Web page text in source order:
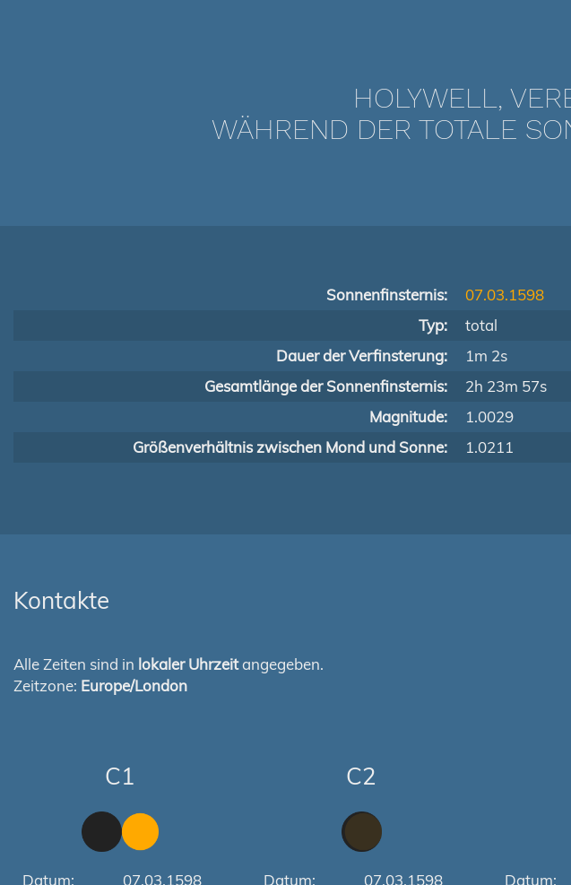
HOLYWELL,
WÄHREND DER TOTALE
Sonnenfinsternis:
07.03.1598
Typ:
total
Dauer der Verfinsterung:
1m 2s
Gesamtlänge der Sonnenfinsternis:
2h 23m 57s
Magnitude:
1.0029
Größenverhältnis zwischen Mond und Sonne:
1.0211
Kontakte
Alle Zeiten sind in lokaler Uhrzeitangegeben.
Zeitzone: Europe/London
C1
Datum:
07.03.1598
C2
Datum:
07.03.1598
Datum: